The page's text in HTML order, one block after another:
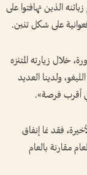
الذين تهافتوا على
على شكل تنين.
خلال زيارته المتنزه
ولدينا العديد
أقرب فرصة».
فقد نما إنفاق
من هذا العام مقارنة بالعام